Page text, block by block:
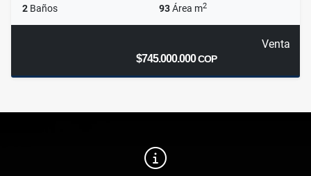
2 Baños 93Área m2
Venta
$745.000.000COP